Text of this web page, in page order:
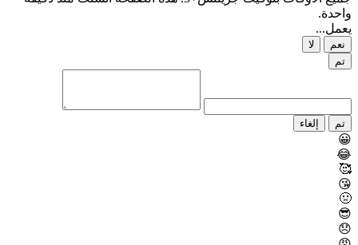
واحدة.
يعمل...
نعم
لا
تم
تم إلغاء
😀
😂
🥰
😘
🤢
😎
😞